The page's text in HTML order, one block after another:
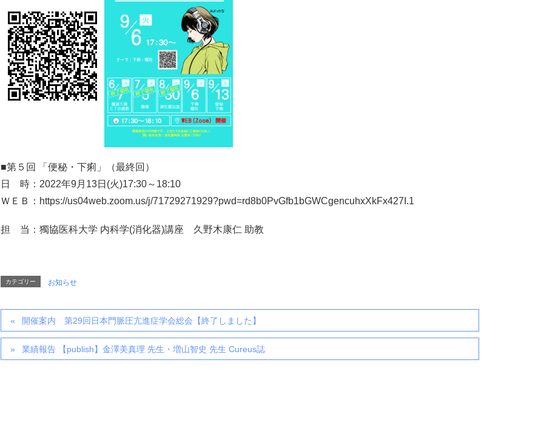
■第５回 「便秘・下痢」（最終回）
日 時：2022年9月13日(火)17:30～18:10
ＷＥＢ：https://us04web.zoom.us/j/71729271929?pwd=rd8b0PvGfb1bGWCgencuhxXkFx427I.1
担 当：獨協医科大学 内科学(消化器)講座 久野木康仁 助教
カテゴリー お知らせ
開催案内 第29回日本門脈圧亢進症学会総会【終了しました】
業績報告 【publish】金澤美真理 先生・増山智史 先生 Cureus誌